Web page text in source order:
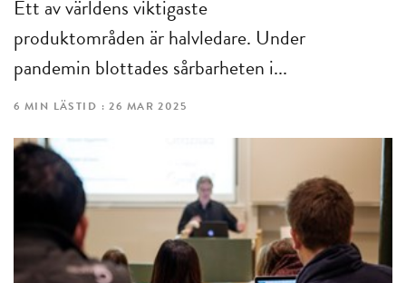
Ett av världens viktigaste
produktområden är halvledare. Under
pandemin blottades sårbarheten i...
6 MIN LÄSTID : 26 MAR 2025